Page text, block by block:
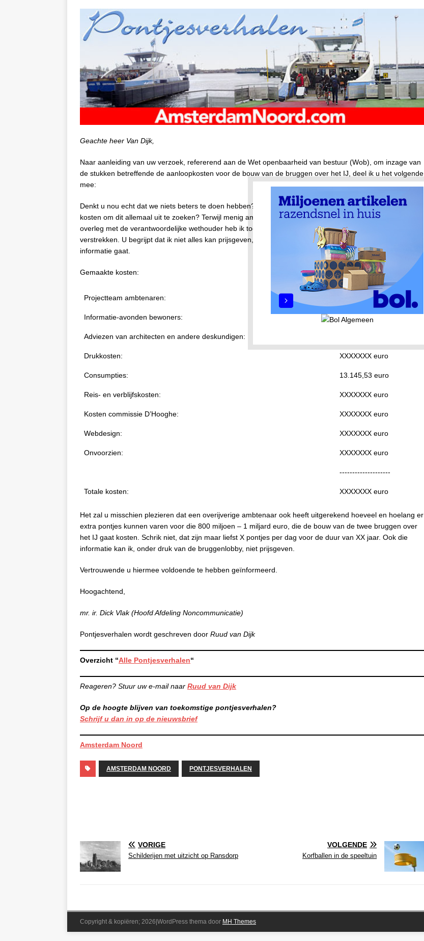
Geachte heer Van Dijk,
Naar aanleiding van uw verzoek, refererend aan de Wet openbaarheid van bestuur (Wob), om inzage van
de stukken betreffende de aanloopkosten voor de bouw van de bruggen over het IJ, deel ik u het volgende
mee:
Denkt u nou echt dat we niets beters te doen hebben? Enig idee hoeveel tijd en energie dat het ons gaat
kosten om dit allemaal uit te zoeken? Terwijl menig ambtenaar nu al op zijn of haar tandvlees loopt. Na
overleg met de verantwoordelijke wethouder heb ik toch besloten om u de gevraagde gegevens te
verstrekken. U begrijpt dat ik niet alles kan prijsgeven, omdat het voor een deel om vertrouwelijke
informatie gaat.
Gemaakte kosten:
Projectteam ambtenaren: XXXXXXX euro
Informatie-avonden bewoners: XXXXXXX euro
Adviezen van architecten en andere deskundigen:
Drukkosten: XXXXXXX euro
Consumpties: 13.145,53 euro
Reis- en verblijfskosten: XXXXXXX euro
Kosten commissie D’Hooghe: XXXXXXX euro
Webdesign: XXXXXXX euro
Onvoorzien: XXXXXXX euro
--------------------
Totale kosten: XXXXXXX euro
Het zal u misschien plezieren dat een overijverige ambtenaar ook heeft uitgerekend hoeveel en hoelang er
extra pontjes kunnen varen voor die 800 miljoen – 1 miljard euro, die de bouw van de twee bruggen over
het IJ gaat kosten. Schrik niet, dat zijn maar liefst X pontjes per dag voor de duur van XX jaar. Ook die
informatie kan ik, onder druk van de bruggenlobby, niet prijsgeven.
Vertrouwende u hiermee voldoende te hebben geïnformeerd.
Hoogachtend,
mr. ir. Dick Vlak (Hoofd Afdeling Noncommunicatie)
Pontjesverhalen wordt geschreven door Ruud van Dijk
Overzicht “Alle Pontjesverhalen“
Reageren? Stuur uw e-mail naar Ruud van Dijk
Op de hoogte blijven van toekomstige pontjesverhalen?
Schrijf u dan in op de nieuwsbrief
Amsterdam Noord
AMSTERDAM NOORD PONTJESVERHALEN
VORIGE
Schilderijen met uitzicht op Ransdorp
VOLGENDE
Korfballen in de speeltuin
Copyright & kopiëren; 2026|WordPress thema door MH Themes